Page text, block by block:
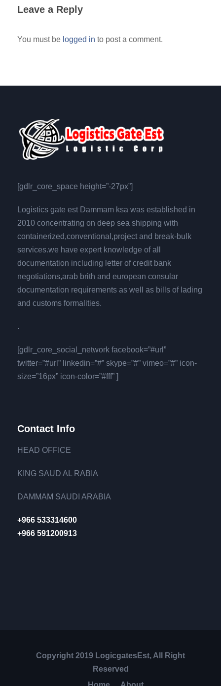
Leave a Reply
You must be logged in to post a comment.
[gdlr_core_space height=”-27px”]
Logistics gate est Dammam ksa was established in
2010 concentrating on deep sea shipping with
containerized,conventional,project and break-bulk
services.we have expert knowledge of all
documentation including letter of credit bank
negotiations,arab brith and european consular
documentation requirements as well as bills of lading
and customs formalities.
.
[gdlr_core_social_network facebook=”#url”
twitter=”#url” linkedin=”#” skype=”#” vimeo=”#” icon-
size=”16px” icon-color=”#fff” ]
Contact Info
HEAD OFFICE
KING SAUD AL RABIA
DAMMAM SAUDI ARABIA
+966 533314600
+966 591200913
Copyright 2019 LogicgatesEst, All Right
Reserved